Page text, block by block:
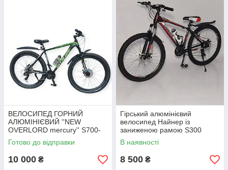
ВЕЛОСИПЕД ГОРНИЙ
АЛЮМІНІЄВИЙ ''NEW
OVERLORD mercury'' S700-
29 '' рама 20
Готово до відправки
10 000 ₴
Гірський алюмінієвий
велосипед Найнер із
заниженою рамою S300
BLAST-NEW Діаметр коліс 29
Рама 18 зріст від 180 см
В наявності
8 500 ₴